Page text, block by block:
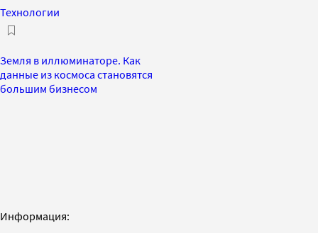
Технологии
Земля в иллюминаторе. Как
данные из космоса становятся
большим бизнесом
Информация: